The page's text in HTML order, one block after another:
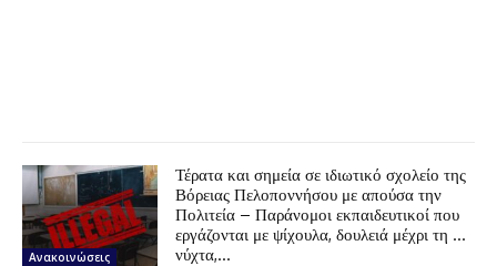
Ανακοινώσεις
Τέρατα και σημεία σε ιδιωτικό σχολείο της
Βόρειας Πελοποννήσου με απούσα την
Πολιτεία – Παράνομοι εκπαιδευτικοί που
εργάζονται με ψίχουλα, δουλειά μέχρι τη …
νύχτα,...